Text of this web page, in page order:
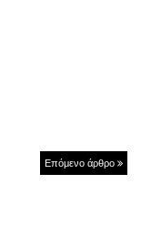
Επόμενο άρθρο